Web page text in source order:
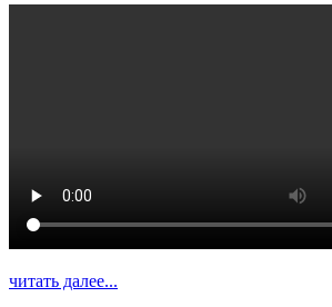
читать далее...